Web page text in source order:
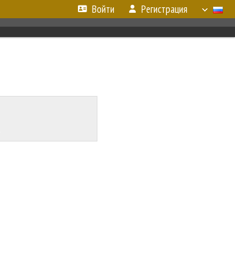
Войти Регистрация